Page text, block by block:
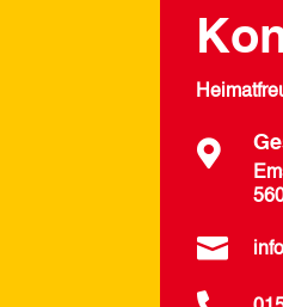

